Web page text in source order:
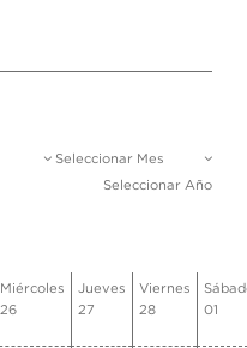
Seleccionar Mes
Seleccionar Año
Miércoles
26
Jueves
27
Viernes
28
01